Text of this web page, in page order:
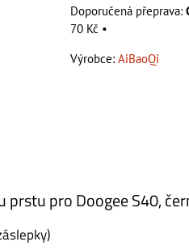
70 Kč •
Výrobce: AiBaoQi
pro Doogee S40,